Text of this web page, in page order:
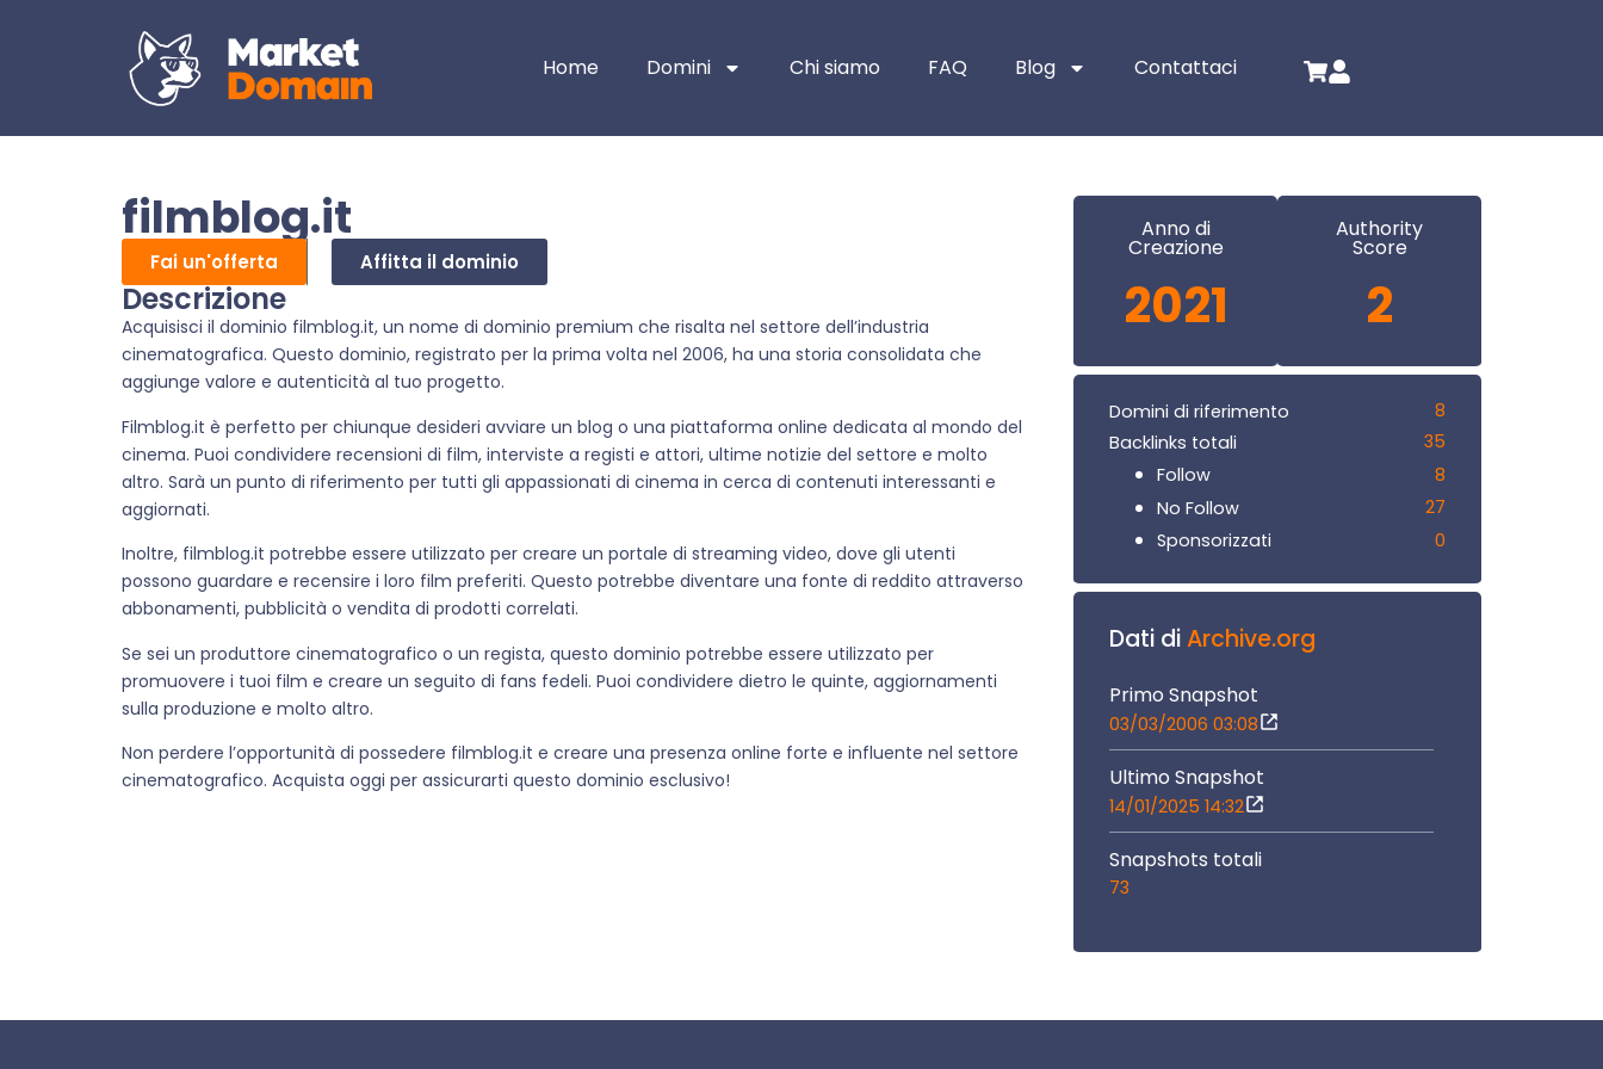
Home Domini Chi siamo FAQ Blog Contattaci
filmblog.it
Fai un'offerta Affitta il dominio
Descrizione
Acquisisci il dominio filmblog.it, un nome di dominio premium che risalta nel settore dell’industria
cinematografica. Questo dominio, registrato per la prima volta nel 2006, ha una storia consolidata che
aggiunge valore e autenticità al tuo progetto.
Filmblog.it è perfetto per chiunque desideri avviare un blog o una piattaforma online dedicata al mondo del
cinema. Puoi condividere recensioni di film, interviste a registi e attori, ultime notizie del settore e molto
altro. Sarà un punto di riferimento per tutti gli appassionati di cinema in cerca di contenuti interessanti e
aggiornati.
Inoltre, filmblog.it potrebbe essere utilizzato per creare un portale di streaming video, dove gli utenti
possono guardare e recensire i loro film preferiti. Questo potrebbe diventare una fonte di reddito attraverso
abbonamenti, pubblicità o vendita di prodotti correlati.
Se sei un produttore cinematografico o un regista, questo dominio potrebbe essere utilizzato per
promuovere i tuoi film e creare un seguito di fans fedeli. Puoi condividere dietro le quinte, aggiornamenti
sulla produzione e molto altro.
Non perdere l’opportunità di possedere filmblog.it e creare una presenza online forte e influente nel settore
cinematografico. Acquista oggi per assicurarti questo dominio esclusivo!
Anno di
Creazione
2021
Authority
Score
2
Domini di riferimento
8
Backlinks totali
35
Follow
8
No Follow
27
Sponsorizzati
0
Dati diArchive.org
Primo Snapshot
03/03/2006 03:08
Ultimo Snapshot
14/01/2025 14:32
Snapshots totali
73